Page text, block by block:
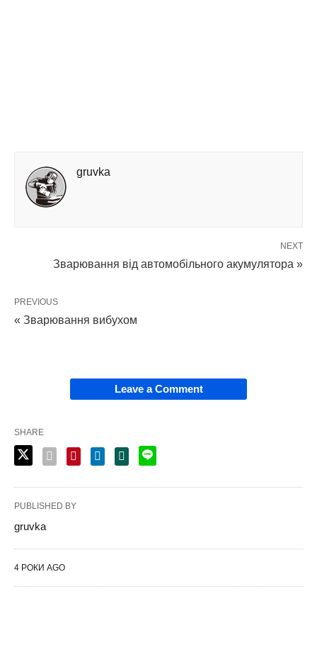
gruvka
NEXT
Зварювання від автомобільного акумулятора »
PREVIOUS
« Зварювання вибухом
Leave a Comment
SHARE
PUBLISHED BY
gruvka
4 РОКИ AGO